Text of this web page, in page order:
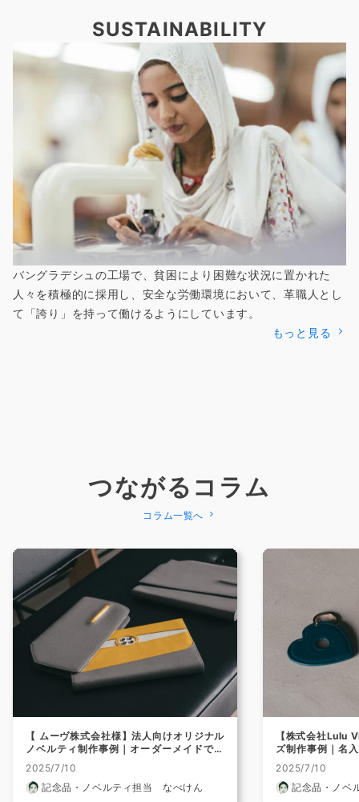
SUSTAINABILITY
バングラデシュの工場で、貧困により困難な状況に置かれた
人々を積極的に採用し、安全な労働環境において、革職人とし
て「誇り」を持って働けるようにしています。
もっと見る
つながるコラム
コラム一覧へ
【 ムーヴ株式会社様】法人向けオリジナル
ノベルティ制作事例｜オーダーメイドで特
別なノベルティに
2025/7/10
記念品・ノベルティ担当 なべけん
【株式会社Lulu
ズ制作事例｜名
ルグッズに最適
2025/7/10
記念品・ノベ